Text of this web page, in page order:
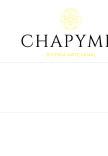
content